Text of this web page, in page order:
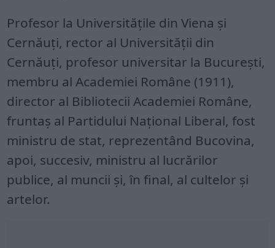
Profesor la Universitățile din Viena și
Cernăuți, rector al Universității din
Cernăuți, profesor universitar la București,
membru al Academiei Române (1911),
director al Bibliotecii Academiei Române,
fruntaș al Partidului Național Liberal, fost
ministru de stat, reprezentând Bucovina,
apoi, succesiv, ministru al lucrărilor
publice, al muncii și, în final, al cultelor și
artelor.